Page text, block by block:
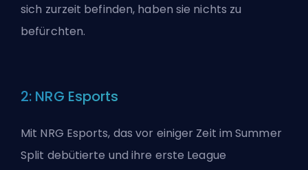
sich zurzeit befinden, haben sie nichts zu
befürchten.
2: NRG Esports
Mit NRG Esports, das vor einiger Zeit im Summer
Split debütierte und ihre erste League